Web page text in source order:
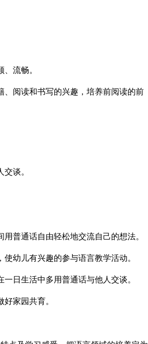
流畅。
、阅读和书写的兴趣，培养前阅读的前
谈。
普通话自由轻松地交流自己的想法。
幼儿有兴趣的参与语言教学活动。
日生活中多用普通话与他人交谈。
家园共育。